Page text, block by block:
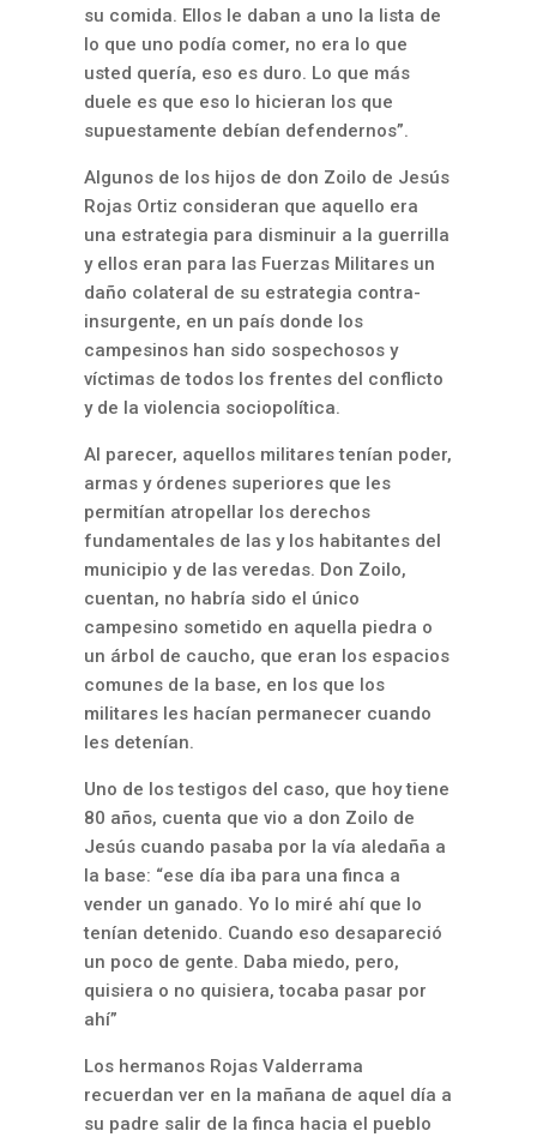
su comida. Ellos le daban a uno la lista de
lo que uno podía comer, no era lo que
usted quería, eso es duro. Lo que más
duele es que eso lo hicieran los que
supuestamente debían defendernos”.
Algunos de los hijos de don Zoilo de Jesús
Rojas Ortiz consideran que aquello era
una estrategia para disminuir a la guerrilla
y ellos eran para las Fuerzas Militares un
daño colateral de su estrategia contra-
insurgente, en un país donde los
campesinos han sido sospechosos y
víctimas de todos los frentes del conflicto
y de la violencia sociopolítica.
Al parecer, aquellos militares tenían poder,
armas y órdenes superiores que les
permitían atropellar los derechos
fundamentales de las y los habitantes del
municipio y de las veredas. Don Zoilo,
cuentan, no habría sido el único
campesino sometido en aquella piedra o
un árbol de caucho, que eran los espacios
comunes de la base, en los que los
militares les hacían permanecer cuando
les detenían.
Uno de los testigos del caso, que hoy tiene
80 años, cuenta que vio a don Zoilo de
Jesús cuando pasaba por la vía aledaña a
la base: “ese día iba para una finca a
vender un ganado. Yo lo miré ahí que lo
tenían detenido. Cuando eso desapareció
un poco de gente. Daba miedo, pero,
quisiera o no quisiera, tocaba pasar por
ahí”
Los hermanos Rojas Valderrama
recuerdan ver en la mañana de aquel día a
su padre salir de la finca hacia el pueblo